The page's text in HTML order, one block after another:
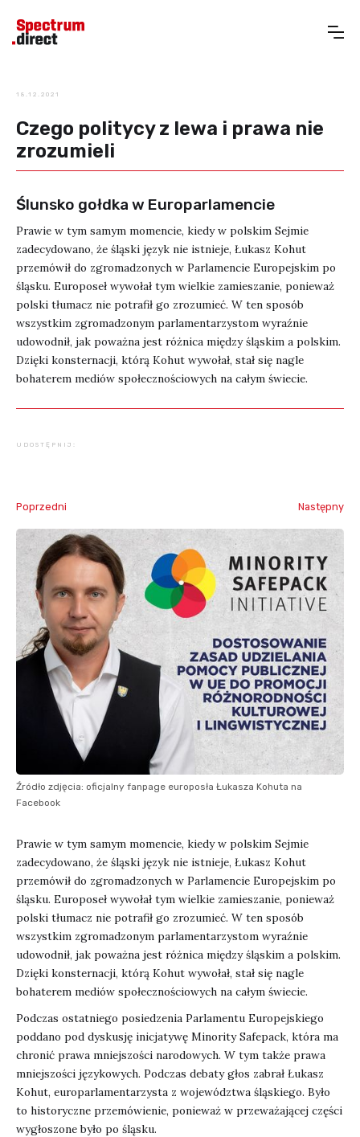
18.12.2021
Czego politycy z lewa i prawa nie
zrozumieli
Ślunsko gołdka w Europarlamencie
Prawie w tym samym momencie, kiedy w polskim Sejmie
zadecydowano, że śląski język nie istnieje, Łukasz Kohut
przemówił do zgromadzonych w Parlamencie Europejskim po
śląsku. Europoseł wywołał tym wielkie zamieszanie, ponieważ
polski tłumacz nie potrafił go zrozumieć. W ten sposób
wszystkim zgromadzonym parlamentarzystom wyraźnie
udowodnił, jak poważna jest różnica między śląskim a polskim.
Dzięki konsternacji, którą Kohut wywołał, stał się nagle
bohaterem mediów społecznościowych na całym świecie.
UDOSTĘPNIJ:
Poprzedni Następny
Źródło zdjęcia: oficjalny fanpage europosła Łukasza Kohuta na
Facebook
Prawie w tym samym momencie, kiedy w polskim Sejmie
zadecydowano, że śląski język nie istnieje, Łukasz Kohut
przemówił do zgromadzonych w Parlamencie Europejskim po
śląsku. Europoseł wywołał tym wielkie zamieszanie, ponieważ
polski tłumacz nie potrafił go zrozumieć. W ten sposób
wszystkim zgromadzonym parlamentarzystom wyraźnie
udowodnił, jak poważna jest różnica między śląskim a polskim.
Dzięki konsternacji, którą Kohut wywołał, stał się nagle
bohaterem mediów społecznościowych na całym świecie.
Podczas ostatniego posiedzenia Parlamentu Europejskiego
poddano pod dyskusję inicjatywę Minority Safepack, która ma
chronić prawa mniejszości narodowych. W tym także prawa
mniejszości językowych. Podczas debaty głos zabrał Łukasz
Kohut, europarlamentarzysta z województwa śląskiego. Było
to historyczne przemówienie, ponieważ w przeważającej części
wygłoszone było po śląsku.